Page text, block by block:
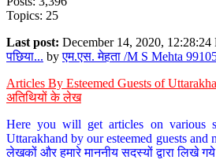
Topics: 25
Last post: December 14, 2020, 12:28:24
पछिया... byएम.एस. मेहता /M S Mehta
Articles By Esteemed Guests of
अतिथियों के लेख
Here you will get articles on various
Uttarakhand by our esteemed guests and
लेखकों और हमारे माननीय सदस्यों द्वारा लिखे